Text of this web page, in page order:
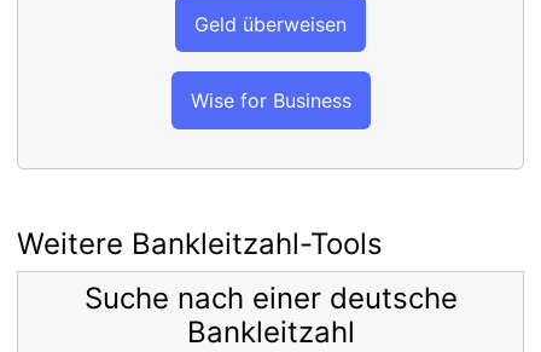
Geld überweisen
Wise for Business
Weitere Bankleitzahl-Tools
Suche nach einer deutsche
Bankleitzahl